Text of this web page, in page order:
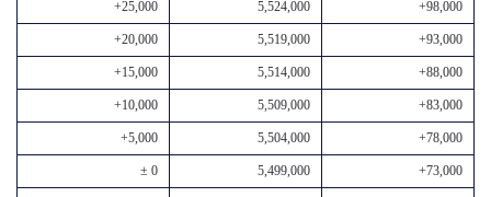
+25,000 5,524,000 +98,000
+20,000 5,519,000 +93,000
+15,000 5,514,000 +88,000
+10,000 5,509,000 +83,000
+5,000 5,504,000 +78,000
± 0 5,499,000 +73,000